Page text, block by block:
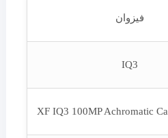
فیزوان
IQ3
XF IQ3 100MP Achromatic